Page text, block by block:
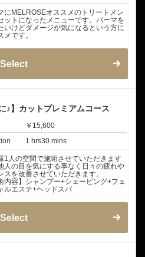
にMELROSEオススメのトリートメン
ットになったメニューです。パーマを
いけどダメージが気になるという方に
メです。
Select
♪】カットプレミアムコース
￥15,600
1 hrs30 mins
1人の空間で施術させていただきます
人の目を気にする事なく日々の疲れや
スを改善させていただきます。
内容】シャンプー+シェービング+フェ
ルエステ+ヘッドスパ
Select